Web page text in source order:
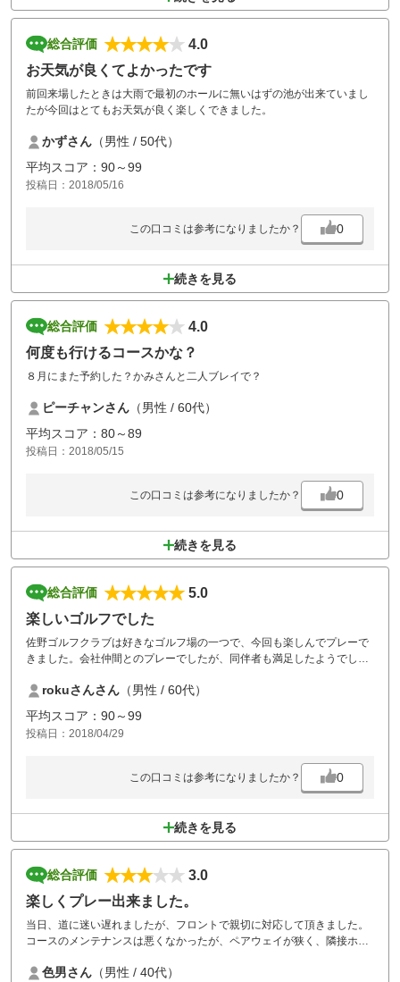
総合評価
4.0
お天気が良くてよかったです
前回来場したときは大雨で最初のホールに無いはずの池が出来ていまし
たが今回はとてもお天気が良く楽しくできました。
かずさん （男性 / 50代）
平均スコア：90～99
投稿日：2018/05/16
この口コミは参考になりましたか？ 0
続きを見る
総合評価
4.0
何度も行けるコースかな？
８月にまた予約した？かみさんと二人ブレイで？
ピーチャンさん （男性 / 60代）
平均スコア：80～89
投稿日：2018/05/15
この口コミは参考になりましたか？ 0
続きを見る
総合評価
5.0
楽しいゴルフでした
佐野ゴルフクラブは好きなゴルフ場の一つで、今回も楽しんでプレーで
きました。会社仲間とのプレーでしたが、同伴者も満足したようでし
rokuさんさん （男性 / 60代）
平均スコア：90～99
投稿日：2018/04/29
この口コミは参考になりましたか？ 0
続きを見る
総合評価
3.0
楽しくプレー出来ました。
当日、道に迷い遅れましたが、フロントで親切に対応して頂きました。
コースのメンテナンスは悪くなかったが、ペアウェイが狭く、隣接ホー
は人組も無かったのは凄く残念でした。
色男さん （男性 / 40代）